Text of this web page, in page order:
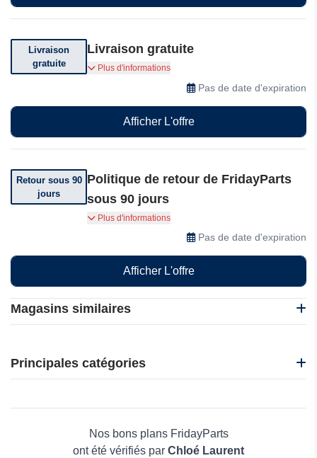
Magasins similaires
Oedro
Autodoc
FridayParts
Principales catégories
Maison & JardinNos bons plans FridayParts
ont été vérifiés par Chloé Laurent
Livraison
gratuite
Livraison gratuite
Livraison gratuite sur une sélection de produits ;
conditions générales applicables.
Plus d'informations
Pas de date d'expiration
Afficher L'offre
Retour sous 90
jours
Politique de retour de FridayParts
sous 90 jours
Si vous n'êtes pas satisfait de votre achat, vous
pouvez le retourner sous 90 jours à FridayParts.
Plus d'informations
Pas de date d'expiration
Afficher L'offre